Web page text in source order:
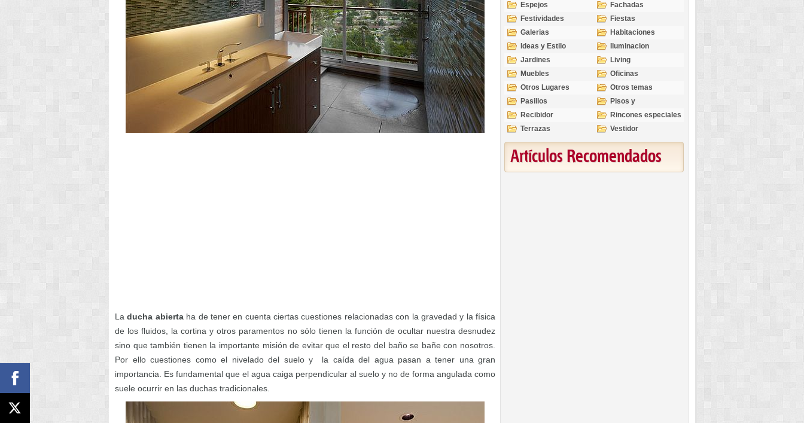
Laducha abiertaha de tener en cuenta ciertas cuestiones relacionadas con la gravedad y la física
de los fluidos, la cortina y otros paramentos no sólo tienen la función de ocultar nuestra desnudez
sino que también tienen la importante misión de evitar que el resto del baño se bañe con nosotros.
Por ello cuestiones como el nivelado del suelo y la caída del agua pasan a tener una gran
importancia. Es fundamental que el agua caiga perpendicular al suelo y no de forma angulada como
suele ocurrir en las duchas tradicionales.
Espejos
Fachadas
Festividades
Fiestas
Galerias
Habitaciones
Ideas y Estilo
Iluminacion
Jardines
Living
Muebles
Oficinas
Otros Lugares
Otros temas
Pasillos
Pisos y
revestimientos
Recibidor
Rincones especiales
Terrazas
Vestidor
Artículos Recomendados